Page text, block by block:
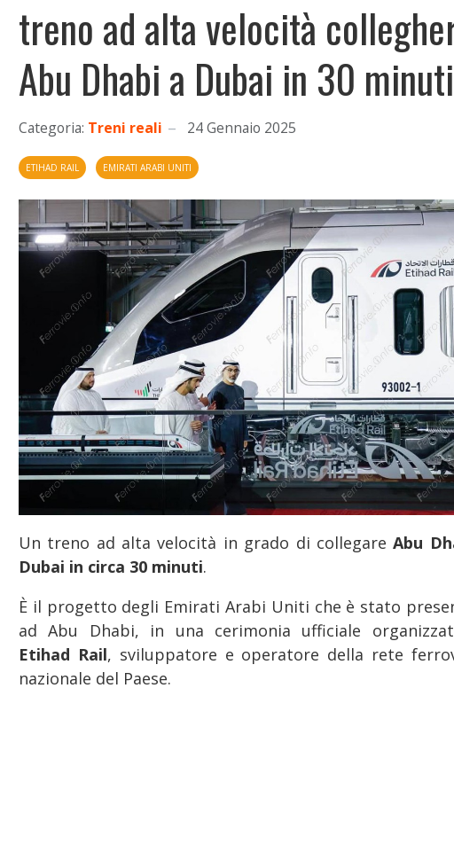
treno ad alta velocità
Abu Dhabi a Dubai in 30 minuti
Categoria: Treni reali 24 Gennaio 2025
ETIHAD RAIL EMIRATI ARABI UNITI
Un treno ad alta velocità in grado di collegareAbu
Dubai in circa 30 minuti.
È il progetto degli Emirati Arabi Uniti che è stato
ad Abu Dhabi, in una cerimonia ufficiale
Etihad Rail, sviluppatore e operatore della rete
nazionale del Paese.